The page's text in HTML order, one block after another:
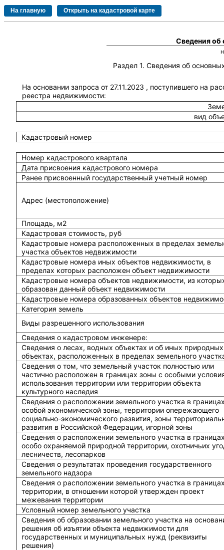
Сведения
Раздел 1. Сведения об
На основании запроса от 27.11.2023 , поступившего на
реестра недвижимости:
вид
Кадастровый номер
Номер кадастрового квартала
Дата присвоения кадастрового номера
Ранее присвоенный государственный учетный номер
Адрес (местоположение)
Площадь, м2
Кадастровая стоимость, руб
Кадастровые номера расположенных в пределах
участка объектов недвижимости
Кадастровые номера иных объектов недвижимости, в
пределах которых расположен объект недвижимости
Кадастровые номера объектов недвижимости, из
образован данный объект недвижимости
Кадастровые номера образованных объектов
Категория земель
Виды разрешенного использования
Сведения о кадастровом инженере:
Cведения о лесах, водных объектах и об иных природных
объектах, расположенных в пределах земельного
Сведения о том, что земельный участок полностью или
частично расположен в границах зоны с особыми
использования территории или территории объекта
культурного наследия
Сведения о расположении земельного участка в
особой экономической зоны, территории опережающего
социально-экономического развития, зоны
развития в Российской Федерации, игорной зоны
Сведения о расположении земельного участка в
особо охраняемой природной территории, охотничьих
лесничеств, лесопарков
Сведения о результатах проведения государственного
земельного надзора
Сведения о расположении земельного участка в
территории, в отношении которой утвержден проект
межевания территории
Условный номер земельного участка
Сведения об образовании земельного участка на
решения об изъятии объекта недвижимости для
государственных и муниципальных нужд (реквизиты
решения)